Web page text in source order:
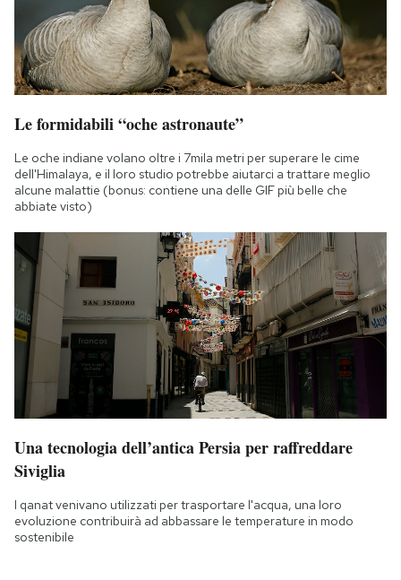
Le formidabili “oche astronaute”
Le oche indiane volano oltre i 7mila metri per superare le cime
dell'Himalaya, e il loro studio potrebbe aiutarci a trattare meglio
alcune malattie (bonus: contiene una delle GIF più belle che
abbiate visto)
Una tecnologia dell’antica Persia per raffreddare
Siviglia
I qanat venivano utilizzati per trasportare l'acqua, una loro
evoluzione contribuirà ad abbassare le temperature in modo
sostenibile